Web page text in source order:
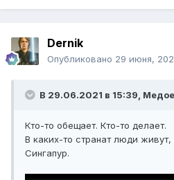
Dernik
Опубликовано 29 июня,
В 29.06.2021 в 15:39,
Кто-то обещает. Кто-то делает.
В каких-то странат люди
Сингапур.